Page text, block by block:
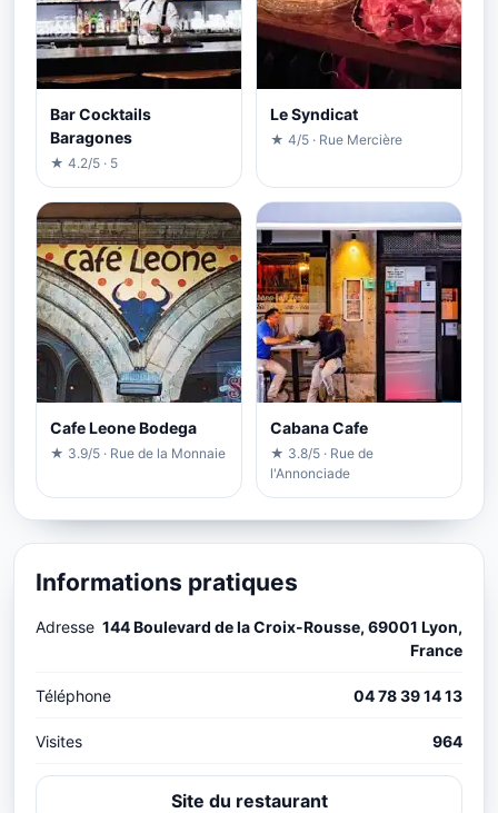
Bar Cocktails
Baragones
★ 4.2/5 · 5
Le Syndicat
★ 4/5 · Rue Mercière
Cafe Leone Bodega
★ 3.9/5 · Rue de la Monnaie
Cabana Cafe
★ 3.8/5 · Rue de
l'Annonciade
Informations pratiques
Adresse 144 Boulevard de la Croix-Rousse, 69001 Lyon,
France
Téléphone 04 78 39 14 13
Visites 964
Site du restaurant